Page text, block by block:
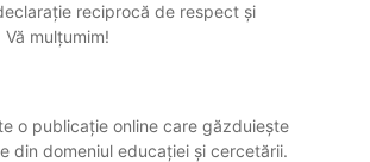
reciprocă de respect și
mulțumim!
o publicație online care găzduiește
din domeniul educației și cercetării.